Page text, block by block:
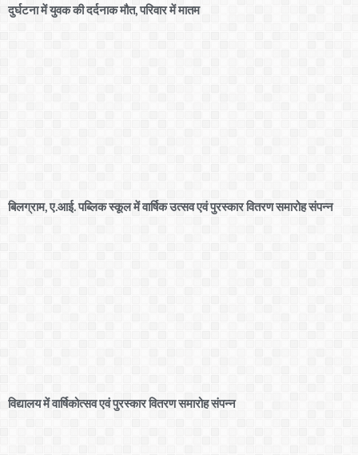
दुर्घटना में युवक की दर्दनाक मौत, परिवार में मातम
बिलग्राम, ए.आई. पब्लिक स्कूल में वार्षिक उत्सव एवं पुरस्कार वितरण समारोह संपन्न
विद्यालय में वार्षिकोत्सव एवं पुरस्कार वितरण समारोह संपन्न